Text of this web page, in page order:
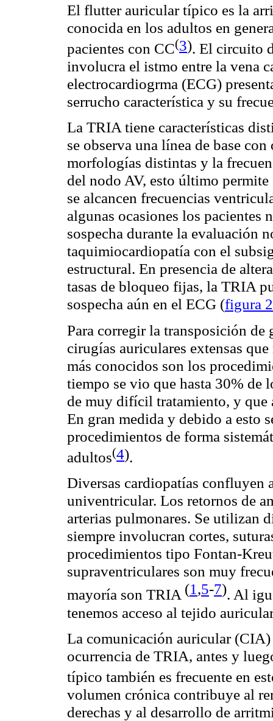
El flutter auricular típico es la
conocida en los adultos en
pacientes con CC(3). El circuito
involucra el istmo entre la vena
electrocardiogrma (ECG)
serrucho característica y su
La TRIA tiene características
se observa una línea de base
morfologías distintas y la
del nodo AV, esto último
se alcancen frecuencias
algunas ocasiones los pacientes
sospecha durante la evaluación
taquimiocardiopatía con el
estructural. En presencia de
tasas de bloqueo fijas, la TRIA
sospecha aún en el ECG (figura 2
Para corregir la transposición de
cirugías auriculares extensas
más conocidos son los
tiempo se vio que hasta 30% de
de muy difícil tratamiento, y que
En gran medida y debido a esto
procedimientos de forma
adultos(4).
Diversas cardiopatías confluyen
univentricular. Los retornos de
arterias pulmonares. Se utilizan
siempre involucran cortes,
procedimientos tipo Fontan-
supraventriculares son muy
mayoría son TRIA (1 ,5-7). Al
tenemos acceso al tejido
La comunicación auricular (CIA)
ocurrencia de TRIA, antes y
típico también es frecuente en
volumen crónica contribuye al
derechas y al desarrollo de